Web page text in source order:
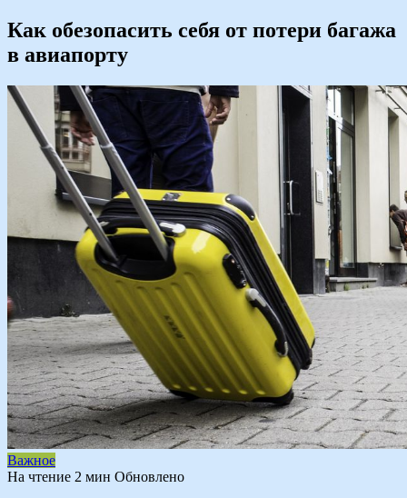
Как обезопасить себя от потери багажа
в авиапорту
Важное
На чтение 2 мин Обновлено